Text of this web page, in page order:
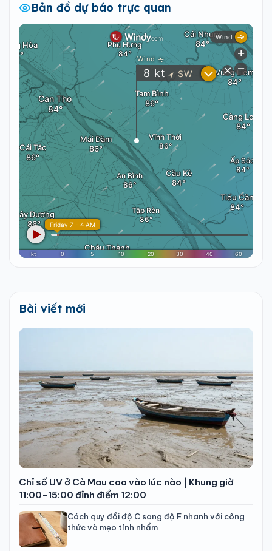
Bản đồ dự báo trực quan
Bài viết mới
Chỉ số UV ở Cà Mau cao vào lúc nào | Khung giờ
11:00-15:00 đỉnh điểm 12:00
Cách quy đổi độ C sang độ F nhanh với công
thức và mẹo tính nhẩm